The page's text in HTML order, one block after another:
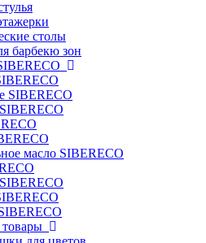
столы
барбекю зон
SIBERECO
масло SIBERECO